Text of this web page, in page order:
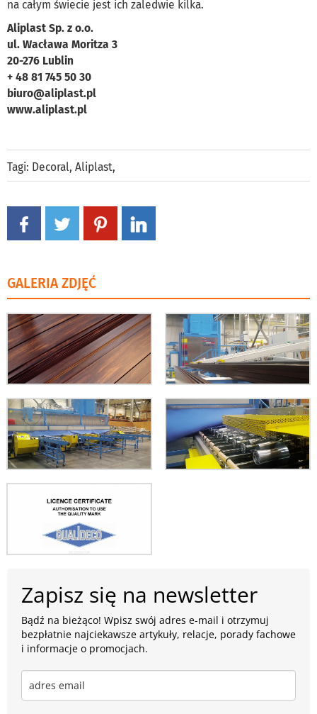
na całym świecie jest ich zaledwie kilka.
Aliplast Sp. z o.o.
ul. Wacława Moritza 3
20-276 Lublin
+ 48 81 745 50 30
biuro@aliplast.pl
www.aliplast.pl
Tagi: Decoral, Aliplast,
GALERIA ZDJĘĆ
Zapisz się na newsletter
Bądź na bieżąco! Wpisz swój adres e-mail i otrzymuj
bezpłatnie najciekawsze artykuły, relacje, porady fachowe
i informacje o promocjach.